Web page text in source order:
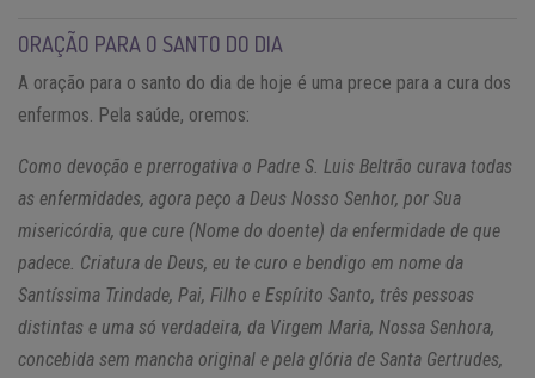
ORAÇÃO PARA O SANTO DO DIA
A oração para o santo do dia de hoje é uma prece para a cura dos
enfermos. Pela saúde, oremos:
Como devoção e prerrogativa o Padre S. Luis Beltrão curava todas
as enfermidades, agora peço a Deus Nosso Senhor, por Sua
misericórdia, que cure (Nome do doente) da enfermidade de que
padece. Criatura de Deus, eu te curo e bendigo em nome da
Santíssima Trindade, Pai, Filho e Espírito Santo, três pessoas
distintas e uma só verdadeira, da Virgem Maria, Nossa Senhora,
concebida sem mancha original e pela glória de Santa Gertrudes,